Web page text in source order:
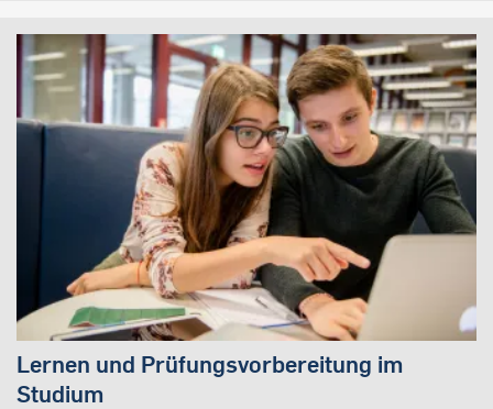
Lernen und Prüfungsvorbereitung im
Studium